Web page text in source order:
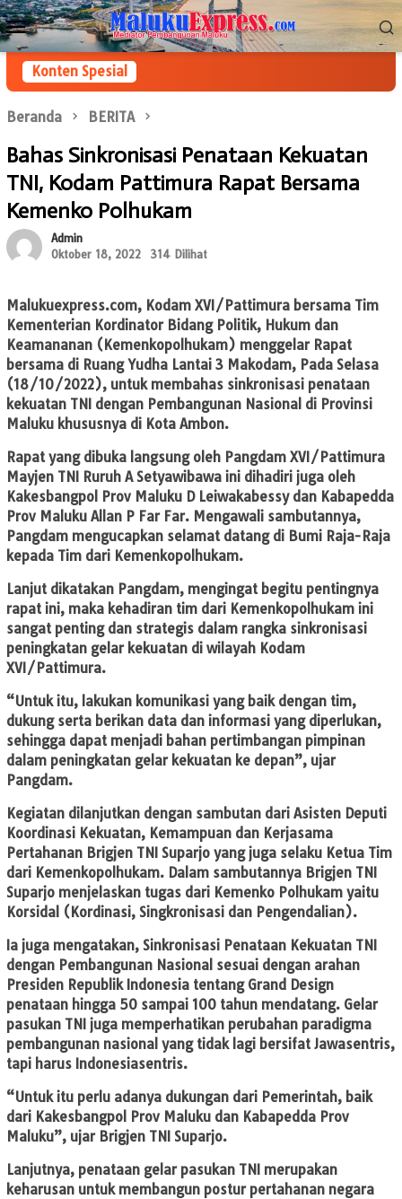
Loncat
ke
konten
Menu
Mobile
Konten Spesial
Beranda BERITA
Bahas Sinkronisasi Penataan Kekuatan
TNI, Kodam Pattimura Rapat Bersama
Kemenko Polhukam
Admin
Oktober 18, 2022
314 Dilihat
Malukuexpress.com, Kodam XVI/Pattimura bersama Tim
Kementerian Kordinator Bidang Politik, Hukum dan
Keamananan (Kemenkopolhukam) menggelar Rapat
bersama di Ruang Yudha Lantai 3 Makodam, Pada Selasa
(18/10/2022), untuk membahas sinkronisasi penataan
kekuatan TNI dengan Pembangunan Nasional di Provinsi
Maluku khususnya di Kota Ambon.
Rapat yang dibuka langsung oleh Pangdam XVI/Pattimura
Mayjen TNI Ruruh A Setyawibawa ini dihadiri juga oleh
Kakesbangpol Prov Maluku D Leiwakabessy dan Kabapedda
Prov Maluku Allan P Far Far. Mengawali sambutannya,
Pangdam mengucapkan selamat datang di Bumi Raja-Raja
kepada Tim dari Kemenkopolhukam.
Lanjut dikatakan Pangdam, mengingat begitu pentingnya
rapat ini, maka kehadiran tim dari Kemenkopolhukam ini
sangat penting dan strategis dalam rangka sinkronisasi
peningkatan gelar kekuatan di wilayah Kodam
XVI/Pattimura.
“Untuk itu, lakukan komunikasi yang baik dengan tim,
dukung serta berikan data dan informasi yang diperlukan,
sehingga dapat menjadi bahan pertimbangan pimpinan
dalam peningkatan gelar kekuatan ke depan”, ujar
Pangdam.
Kegiatan dilanjutkan dengan sambutan dari Asisten Deputi
Koordinasi Kekuatan, Kemampuan dan Kerjasama
Pertahanan Brigjen TNI Suparjo yang juga selaku Ketua Tim
dari Kemenkopolhukam. Dalam sambutannya Brigjen TNI
Suparjo menjelaskan tugas dari Kemenko Polhukam yaitu
Korsidal (Kordinasi, Singkronisasi dan Pengendalian).
Ia juga mengatakan, Sinkronisasi Penataan Kekuatan TNI
dengan Pembangunan Nasional sesuai dengan arahan
Presiden Republik Indonesia tentang Grand Design
penataan hingga 50 sampai 100 tahun mendatang. Gelar
pasukan TNI juga memperhatikan perubahan paradigma
pembangunan nasional yang tidak lagi bersifat Jawasentris,
tapi harus Indonesiasentris.
“Untuk itu perlu adanya dukungan dari Pemerintah, baik
dari Kakesbangpol Prov Maluku dan Kabapedda Prov
Maluku”, ujar Brigjen TNI Suparjo.
Lanjutnya, penataan gelar pasukan TNI merupakan
keharusan untuk membangun postur pertahanan negara